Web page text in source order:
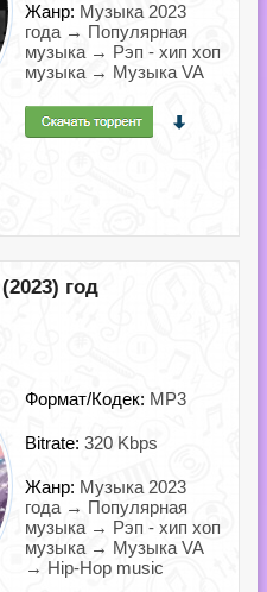
Жанр: Музыка 2023
года → Популярная
музыка → Рэп - хип хоп
музыка → Музыка VA
год
Формат/Кодек: MP3
Bitrate: 320 Kbps
Жанр: Музыка 2023
года → Популярная
музыка → Рэп - хип хоп
музыка → Музыка VA
→ Hip-Hop music